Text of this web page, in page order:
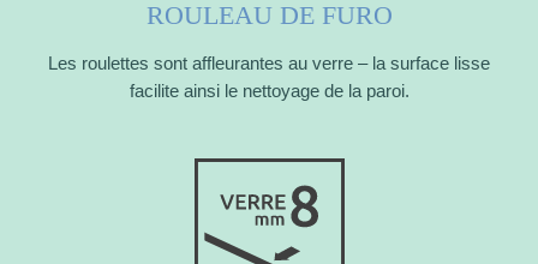
ROULEAU DE FURO
Les roulettes sont affleurantes au verre – la surface lisse
facilite ainsi le nettoyage de la paroi.